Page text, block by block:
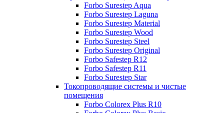
Forbo Surestep Aqua
Forbo Surestep Laguna
Forbo Surestep Material
Forbo Surestep Wood
Forbo Surestep Steel
Forbo Surestep Original
Forbo Safestep R12
Forbo Safestep R11
Forbo Surestep Star
Токопроводящие системы и чистые
помещения
Forbo Colorex Plus R10